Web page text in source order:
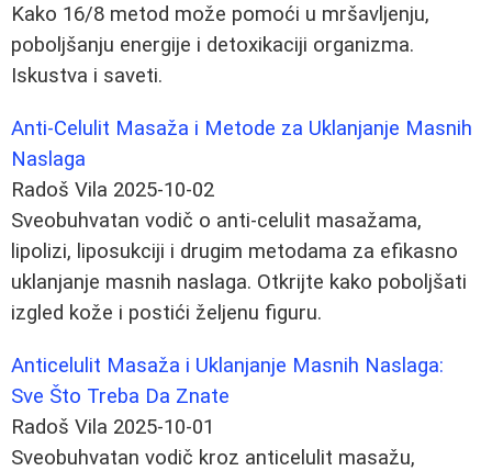
Kako 16/8 metod može pomoći u mršavljenju,
poboljšanju energije i detoxikaciji organizma.
Iskustva i saveti.
Anti-Celulit Masaža i Metode za Uklanjanje Masnih
Naslaga
Radoš Vila 2025-10-02
Sveobuhvatan vodič o anti-celulit masažama,
lipolizi, liposukciji i drugim metodama za efikasno
uklanjanje masnih naslaga. Otkrijte kako poboljšati
izgled kože i postići željenu figuru.
Anticelulit Masaža i Uklanjanje Masnih Naslaga:
Sve Što Treba Da Znate
Radoš Vila 2025-10-01
Sveobuhvatan vodič kroz anticelulit masažu,